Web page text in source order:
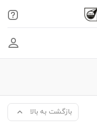
بازگشت به بالا